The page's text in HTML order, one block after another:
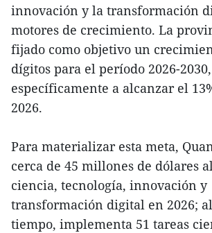
innovación y la transformación
motores de crecimiento. La
fijado como objetivo un
dígitos para el período 2026-
específicamente a alcanzar el
2026.
Para materializar esta meta,
cerca de 45 millones de dólares
ciencia, tecnología, innovación y
transformación digital en 2026;
tiempo, implementa 51 tareas